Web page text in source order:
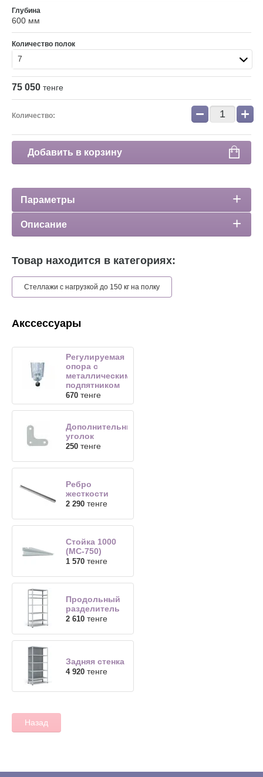
Глубина
600 мм
Количество полок
7
75 050 тенге
Количество: − +
Добавить в корзину
Параметры
Описание
Товар находится в категориях:
Стеллажи с нагрузкой до 150 кг на полку
Акссессуары
Регулируемая
опора с
металлическим
подпятником
670 тенге
Дополнительный
уголок
250 тенге
Ребро
жесткости
2 290 тенге
Стойка 1000
(МС-750)
1 570 тенге
Продольный
разделитель
2 610 тенге
Задняя стенка
4 920 тенге
Назад